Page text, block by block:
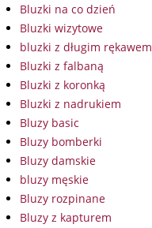
Bluzki na co dzień
Bluzki wizytowe
bluzki z długim rękawem
Bluzki z falbaną
Bluzki z koronką
Bluzki z nadrukiem
Bluzy basic
Bluzy bomberki
Bluzy damskie
bluzy męskie
Bluzy rozpinane
Bluzy z kapturem